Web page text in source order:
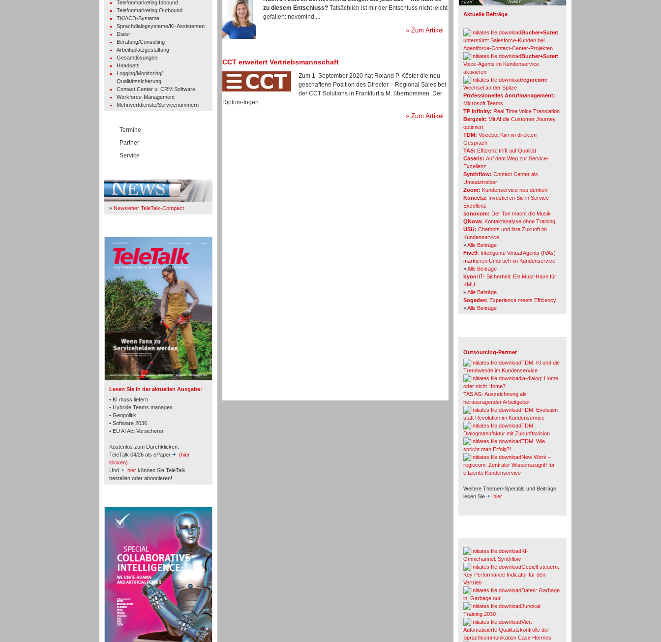
Telefonmarketing Inbound
Telefonmarketing Outbound
TK/ACD-Systeme
Sprachdialogsysteme/KI-Assistenten
Dialer
Beratung/Consulting
Arbeitsplatzgestaltung
Gesamtlösungen
Headsets
Logging/Monitoring/
Qualitätssicherung
Contact Center u. CRM Software
Workforce-Management
Mehrwertdienste/Servicenummern
Termine
Partner
Service
» Newsletter TeleTalk-Compact
Lesen Sie in der aktuellen Ausgabe:
• KI muss liefern
• Hybride Teams managen
• Geopolitik
• Software 2036
• EU AI Act Versicherer
Kostenlos zum Durchklicken:
TeleTalk 04/26 als ePaper
(hier
klicken)
Und
hier können Sie TeleTalk
bestellen oder abonnieren!
TK- und ACD-Systeme
Workforce-Management
Personal
Inbound
zu diesem Entschluss? Tatsächlich ist mir der Entschluss nicht leicht
gefallen: novomind ...
» Zum Artikel
CCT erweitert Vertriebsmannschaft
Zum 1. September 2020 hat Roland P. Köster die neu
geschaffene Position des Director – Regional Sales bei
der CCT Solutions in Frankfurt a.M. übernommen. Der
Diplom-Ingen...
» Zum Artikel
Aktuelle Beiträge
Bucher+Suter:
unterstützt Salesforce-Kunden bei
Agentforce-Contact-Center-Projekten
Bucher+Suter:
Voice-Agents im Kundenservice
aktivieren
regiocom:
Wechsel an der Spitze
Professionelles Anrufmanagement:
Microsoft Teams
TP infinity: Real Time Voice Translation
Bergzeit: Mit AI die Customer Journey
optimiert
TDM: Voicebot Kim im direkten
Gespräch
TAS: Effizienz trifft auf Qualität
Caseris: Auf dem Weg zur Service-
Exzellenz
Synthflow: Contact Center als
Umsatztreiber
Zoom: Kundenservice neu denken
Konecta: Investieren Sie in Service-
Exzellenz
sonocom: Der Ton macht die Musik
QNova: Kontaktanalyse ohne Training
USU: Chatbots und ihre Zukunft im
Kundenservice
»Alle Beiträge
Five9: Intelligente Virtual Agents (IVAs)
markieren Umbruch im Kundenservice
»Alle Beiträge
byon:IT- Sicherheit: Ein Must-Have für
KMU
»Alle Beiträge
Sogedes: Experience meets Efficency
»Alle Beiträge
Outsourcing-Partner
TDM: KI und die
Trendwende im Kundenservice
ja-dialog: Home
oder nicht Home?
TAS AG: Auszeichnung als
herausragender Arbeitgeber
TDM: Evolution
statt Revolution im Kundenservice
TDM:
Dialogmanufaktur mit Zukunftsvision
TDM: Wie
spricht man Erfolg?!
New Work –
regiocom: Zentraler Wissenszugriff für
effziente Kundenservice
Weitere Themen-Specials und Beiträge
lesen Sie
hier
KI-
Omnichannel: Synthflow
Gezielt steuern:
Key Performance Indicator für den
Vertrieb
Daten: Garbage
in, Garbage out!
Junokai:
Training 2030
Vier:
Automatisierte Qualitätskontrolle der
Sprachkommunikation Case Hermes